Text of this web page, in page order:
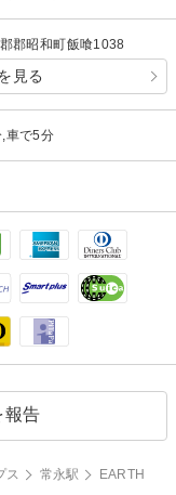
郡昭和町飯喰1038
見る
車で5分
報告
ス 常永駅
EARTH